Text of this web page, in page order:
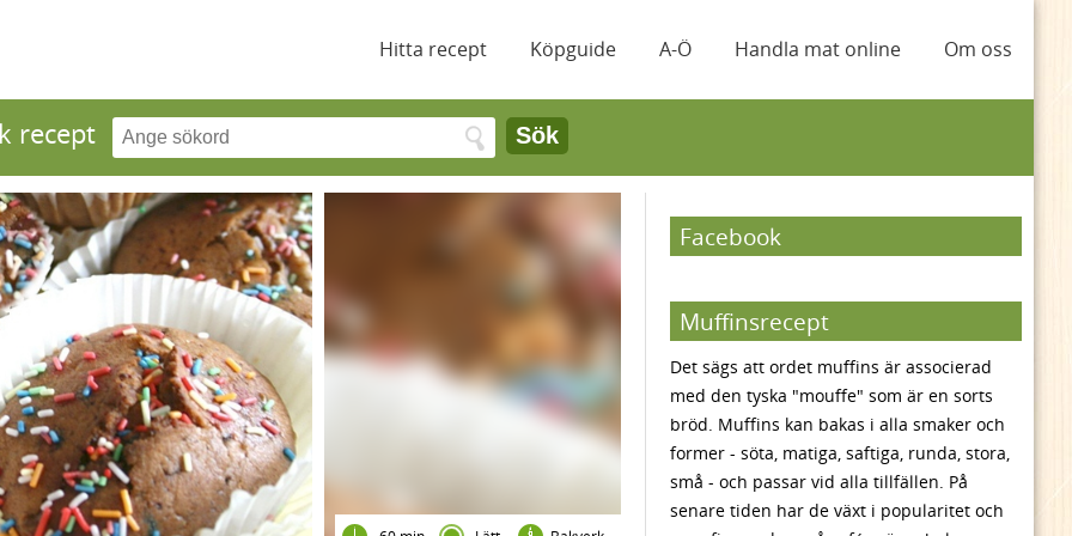
Hitta recept Köpguide A-Ö Handla mat online Om oss
recept Sök
Facebook
Muffinsrecept
Det sägs att ordet muffins är associerad
med den tyska "mouffe" som är en sorts
bröd. Muffins kan bakas i alla smaker och
former - söta, matiga, saftiga, runda, stora,
små - och passar vid alla tillfällen. På
senare tiden har de växt i popularitet och